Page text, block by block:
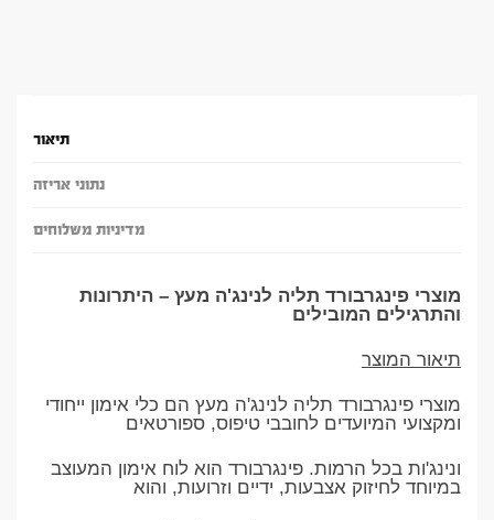
תיאור
נתוני אריזה
מדיניות משלוחים
מוצרי פינגרבורד תליה לנינג'ה מעץ – היתרונות
והתרגילים המובילים
תיאור המוצר
מוצרי פינגרבורד תליה לנינג'ה מעץ הם כלי אימון ייחודי
ומקצועי המיועדים לחובבי טיפוס, ספורטאים
ונינג'ות בכל הרמות. פינגרבורד הוא לוח אימון המעוצב
במיוחד לחיזוק אצבעות, ידיים וזרועות, והוא